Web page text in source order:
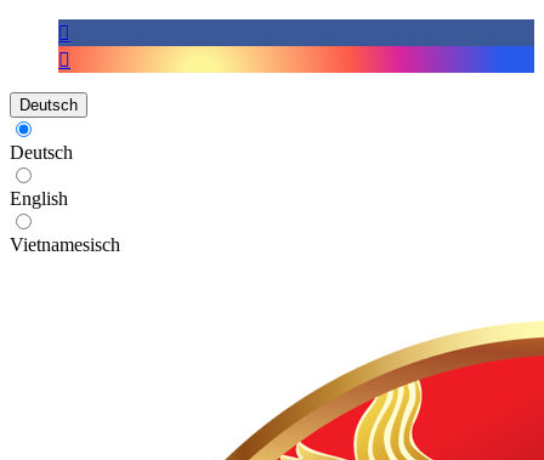
Deutsch
Deutsch
English
Vietnamesisch